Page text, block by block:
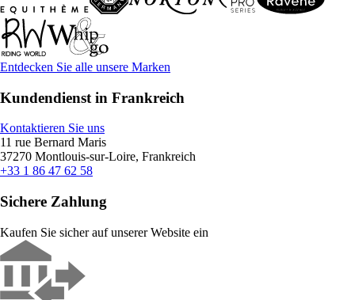
Entdecken Sie alle unsere Marken
Kundendienst in Frankreich
Kontaktieren Sie uns
11 rue Bernard Maris
37270 Montlouis-sur-Loire, Frankreich
+33 1 86 47 62 58
Sichere Zahlung
Kaufen Sie sicher auf unserer Website ein